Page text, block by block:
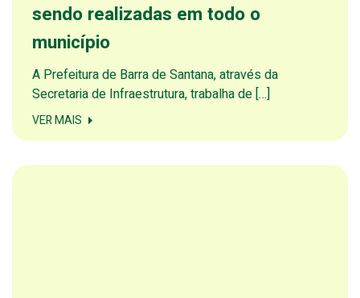
sendo realizadas em todo o
município
A Prefeitura de Barra de Santana, através da
Secretaria de Infraestrutura, trabalha de […]
VER MAIS